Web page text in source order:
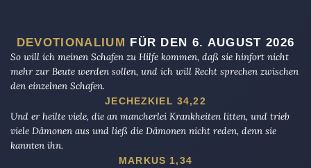
DEVOTIONALIUM FÜR DEN 6. AUGUST 2026
So will ich meinen Schafen zu Hilfe kommen, daß sie hinfort nicht
mehr zur Beute werden sollen, und ich will Recht sprechen zwischen
den einzelnen Schafen.
JECHEZKIEL 34,22
Und er heilte viele, die an mancherlei Krankheiten litten, und trieb
viele Dämonen aus und ließ die Dämonen nicht reden, denn sie
kannten ihn.
MARKUS 1,34